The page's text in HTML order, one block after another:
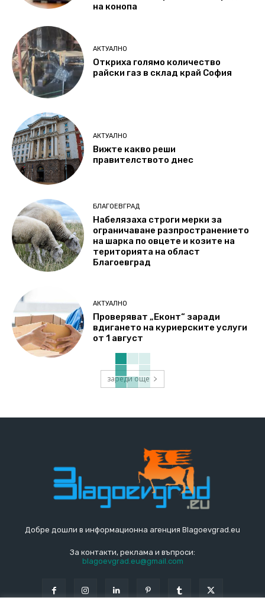
на конопа
АКТУАЛНО
Откриха голямо количество
райски газ в склад край София
АКТУАЛНО
Вижте какво реши
правителството днес
БЛАГОЕВГРАД
Набелязаха строги мерки за
ограничаване разпространението
на шарка по овцете и козите на
територията на област
Благоевград
АКТУАЛНО
Проверяват „Еконт“ заради
вдигането на куриерските услуги
от 1 август
зареди още
Добре дошли в информационна агенция Blagoevgrad.eu
За контакти, реклама и въпроси:
blagoevgrad.eu@gmail.com